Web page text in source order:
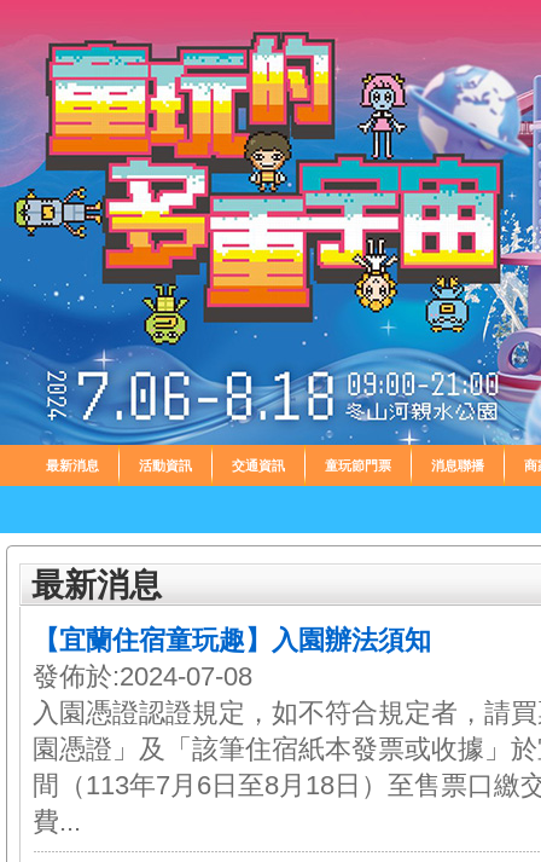
最新消息 活動資訊 交通資訊 童玩節門票 消息聯播 商
最新消息
【宜蘭住宿童玩趣】入園辦法須知
發佈於:2024-07-08
入園憑證認證規定，如不符合規定者，請
園憑證」及「該筆住宿紙本發票或收據」
間（113年7月6日至8月18日）至售票口繳
費...